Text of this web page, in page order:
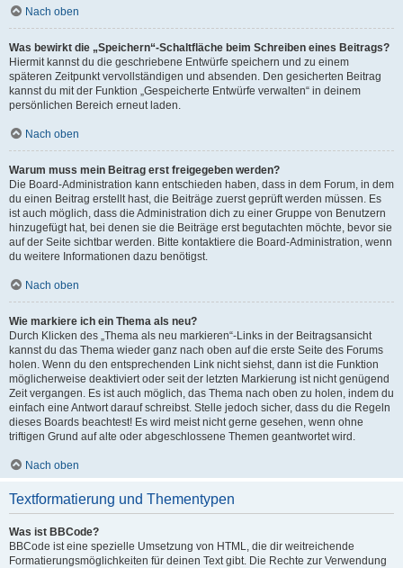
Nach oben
Was bewirkt die „Speichern“-Schaltfläche beim Schreiben eines Beitrags?
Hiermit kannst du die geschriebene Entwürfe speichern und zu einem
späteren Zeitpunkt vervollständigen und absenden. Den gesicherten Beitrag
kannst du mit der Funktion „Gespeicherte Entwürfe verwalten“ in deinem
persönlichen Bereich erneut laden.
Nach oben
Warum muss mein Beitrag erst freigegeben werden?
Die Board-Administration kann entschieden haben, dass in dem Forum, in dem
du einen Beitrag erstellt hast, die Beiträge zuerst geprüft werden müssen. Es
ist auch möglich, dass die Administration dich zu einer Gruppe von Benutzern
hinzugefügt hat, bei denen sie die Beiträge erst begutachten möchte, bevor sie
auf der Seite sichtbar werden. Bitte kontaktiere die Board-Administration, wenn
du weitere Informationen dazu benötigst.
Nach oben
Wie markiere ich ein Thema als neu?
Durch Klicken des „Thema als neu markieren“-Links in der Beitragsansicht
kannst du das Thema wieder ganz nach oben auf die erste Seite des Forums
holen. Wenn du den entsprechenden Link nicht siehst, dann ist die Funktion
möglicherweise deaktiviert oder seit der letzten Markierung ist nicht genügend
Zeit vergangen. Es ist auch möglich, das Thema nach oben zu holen, indem du
einfach eine Antwort darauf schreibst. Stelle jedoch sicher, dass du die Regeln
dieses Boards beachtest! Es wird meist nicht gerne gesehen, wenn ohne
triftigen Grund auf alte oder abgeschlossene Themen geantwortet wird.
Nach oben
Textformatierung und Thementypen
Was ist BBCode?
BBCode ist eine spezielle Umsetzung von HTML, die dir weitreichende
Formatierungsmöglichkeiten für deinen Text gibt. Die Rechte zur Verwendung